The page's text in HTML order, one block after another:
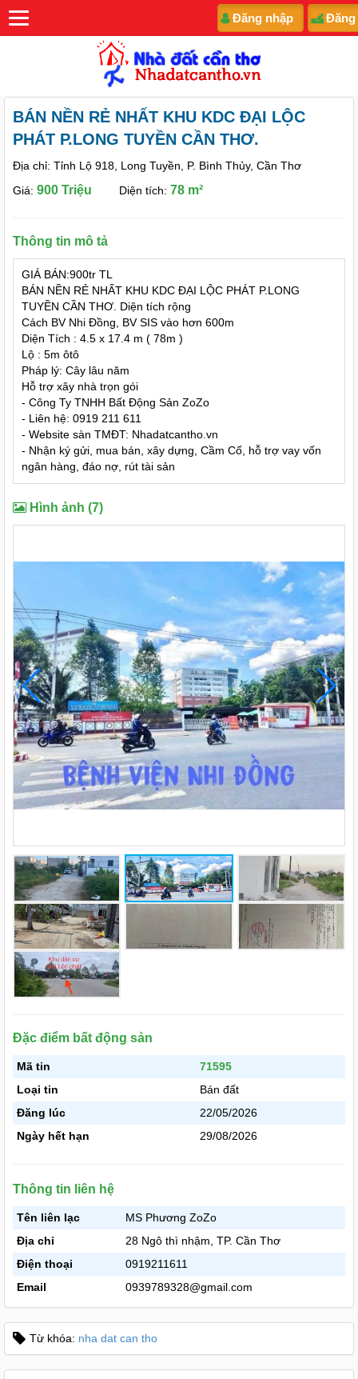
Đăng nhập Đăng
BÁN NỀN RẺ NHẤT KHU KDC ĐẠI LỘC
PHÁT P.LONG TUYỀN CẦN THƠ.
Địa chỉ: Tỉnh Lộ 918, Long Tuyền, P. Bình Thủy, Cần Thơ
Giá: 900 Triệu Diện tích: 78 m²
Thông tin mô tả
GIÁ BÁN:900tr TL
BÁN NỀN RẺ NHẤT KHU KDC ĐẠI LỘC PHÁT P.LONG
TUYỀN CẦN THƠ. Diện tích rộng
Cách BV Nhi Đồng, BV SIS vào hơn 600m
Diện Tích : 4.5 x 17.4 m ( 78m )
Lộ : 5m ôtô
Pháp lý: Cây lâu năm
Hỗ trợ xây nhà trọn gói
- Công Ty TNHH Bất Động Sản ZoZo
- Liên hệ: 0919 211 611
- Website sàn TMĐT: Nhadatcantho.vn
- Nhận ký gửi, mua bán, xây dựng, Cầm Cố, hỗ trợ vay vốn
ngân hàng, đáo nợ, rút tài sản
Hình ảnh (7)
Đặc điểm bất động sản
Mã tin
71595
Loại tin
Bán đất
Đăng lúc
22/05/2026
Ngày hết hạn
29/08/2026
Thông tin liên hệ
Tên liên lạc
MS Phương ZoZo
Địa chỉ
28 Ngô thì nhậm, TP. Cần Thơ
Điện thoại
0919211611
Email
0939789328@gmail.com
Từ khóa: nha dat can tho